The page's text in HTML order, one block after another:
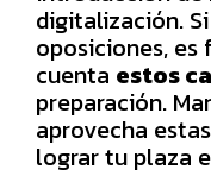
digitalización.
oposiciones,
cuenta estos
preparación.
aprovecha
lograr tu plaza